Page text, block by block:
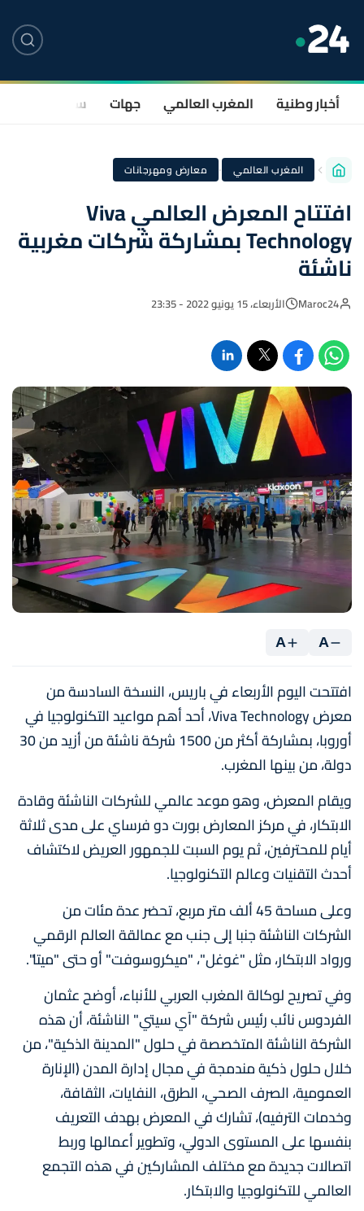
أخبار وطنية المغرب العالمي جهات سياسة
المغرب العالمي · معارض ومهرجانات
افتتاح المعرض العالمي Viva
Technology بمشاركة شركات مغربية
ناشئة
Maroc24 الأربعاء، 15 يونيو 2022 - 23:35
A
A
افتتحت اليوم الأربعاء في باريس، النسخة السادسة من
معرض Viva Technology، أحد أهم مواعيد التكنولوجيا في
أوروبا، بمشاركة أكثر من 1500 شركة ناشئة من أزيد من 30
دولة، من بينها المغرب.
ويقام المعرض، وهو موعد عالمي للشركات الناشئة وقادة
الابتكار، في مركز المعارض بورت دو فرساي على مدى ثلاثة
أيام للمحترفين، ثم يوم السبت للجمهور العريض لاكتشاف
أحدث التقنيات وعالم التكنولوجيا.
وعلى مساحة 45 ألف متر مربع، تحضر عدة مئات من
الشركات الناشئة جنبا إلى جنب مع عمالقة العالم الرقمي
ورواد الابتكار، مثل "غوغل"، "ميكروسوفت" أو حتى "ميتا".
وفي تصريح لوكالة المغرب العربي للأنباء، أوضح عثمان
الفردوس نائب رئيس شركة "آي سيتي" الناشئة، أن هذه
الشركة الناشئة المتخصصة في حلول "المدينة الذكية"، من
خلال حلول ذكية مندمجة في مجال إدارة المدن (الإنارة
العمومية، الصرف الصحي، الطرق، النفايات، الثقافة،
وخدمات الترفيه)، تشارك في المعرض بهدف التعريف
بنفسها على المستوى الدولي، وتطوير أعمالها وربط
اتصالات جديدة مع مختلف المشاركين في هذه التجمع
العالمي للتكنولوجيا والابتكار.